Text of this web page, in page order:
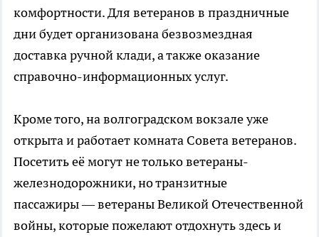
комфортности. Для ветеранов в праздничные
дни будет организована безвозмездная
доставка ручной клади, а также оказание
справочно-информационных услуг.
Кроме того, на волгоградском вокзале уже
открыта и работает комната Совета ветеранов.
Посетить её могут не только ветераны-
железнодорожники, но транзитные
пассажиры — ветераны Великой Отечественной
войны, которые пожелают отдохнуть здесь и